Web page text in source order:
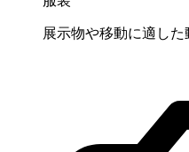
展示物や移動に適し